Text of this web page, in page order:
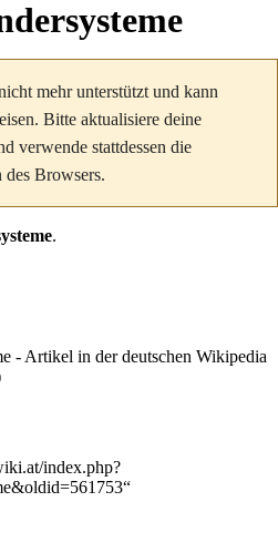
mehr unterstützt und kann
Bitte aktualisiere deine
verwende stattdessen die
Browsers.
.
- Artikel in der deutschen Wikipedia
index.php?
“